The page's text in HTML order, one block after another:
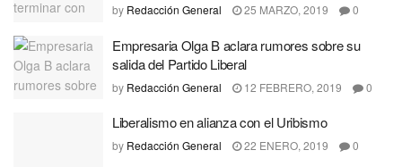
by Redacción General 25 MARZO, 2019 0
Empresaria Olga B aclara rumores sobre su
salida del Partido Liberal
by Redacción General 12 FEBRERO, 2019 0
Liberalismo en alianza con el Uribismo
by Redacción General 22 ENERO, 2019 0